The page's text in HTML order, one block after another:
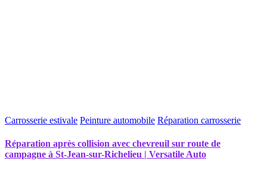
Carrosserie estivale Peinture automobile Réparation carrosserie
Réparation après collision avec chevreuil sur route de
campagne à St-Jean-sur-Richelieu | Versatile Auto